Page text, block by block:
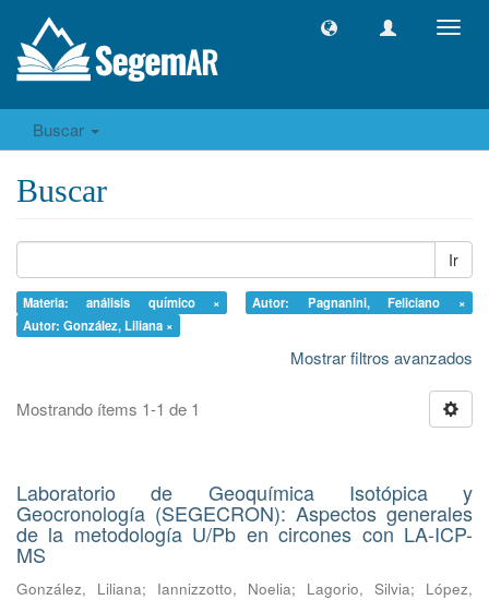
Buscar
Buscar
Ir
Materia: análisis químico ×
Autor: Pagnanini, Feliciano ×
Autor: González, Liliana ×
Mostrar filtros avanzados
Mostrando ítems 1-1 de 1
Laboratorio de Geoquímica Isotópica y
Geocronología (SEGECRON): Aspectos generales
de la metodología U/Pb en circones con LA-ICP-
MS
González, Liliana; Iannizzotto, Noelia; Lagorio, Silvia; López,